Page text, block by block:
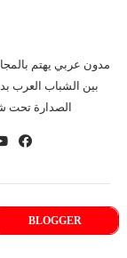
مدون عربي يهتم
بين الشباب العرب
الصدارة تحت
BLOGGER